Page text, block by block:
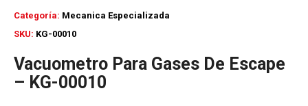
SKU: KG-00010
Categoría: Mecanica Especializada
Vacuometro Para Gases De Escape
– KG-00010